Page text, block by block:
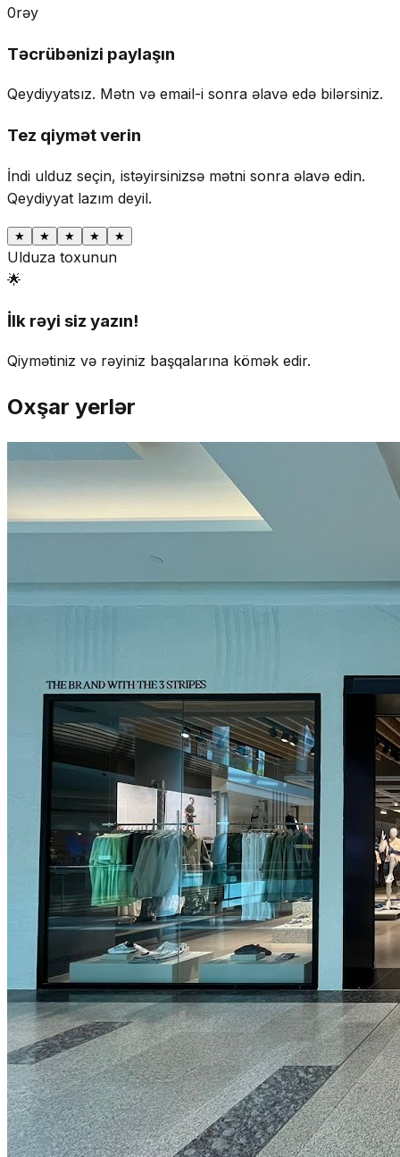
0rəy
Təcrübənizi paylaşın
Qeydiyyatsız. Mətn və email-i sonra əlavə edə bilərsiniz.
Tez qiymət verin
İndi ulduz seçin, istəyirsinizsə mətni sonra əlavə edin.
Qeydiyyat lazım deyil.
★ ★ ★ ★ ★
Ulduza toxunun
🌟
İlk rəyi siz yazın!
Qiymətiniz və rəyiniz başqalarına kömək edir.
Oxşar yerlər